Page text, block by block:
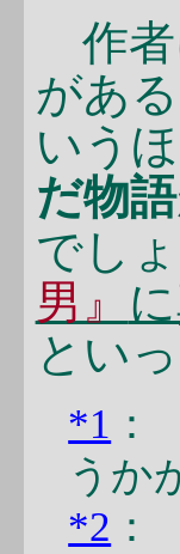
作者
があ
いう
だ物語
でし
男』
とい
*1
うか
*2